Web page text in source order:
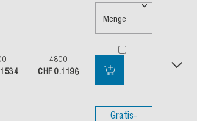
4800
CHF 0.1196
Menge
Gratis-